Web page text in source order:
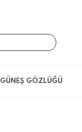
GÜNEŞ GÖZLÜĞÜ